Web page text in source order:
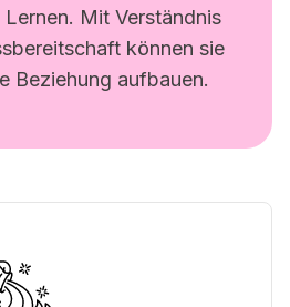
Mit Verständnis
können sie
Beziehung aufbauen.